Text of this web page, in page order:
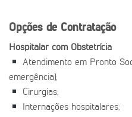
Opções de Contratação
Hospitalar com Obstetrícia
Atendimento em Pronto
emergência);
Cirurgias;
Internações hospitalares;